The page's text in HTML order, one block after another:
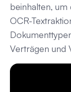
beinhalten,
OCR-
Verträgen und